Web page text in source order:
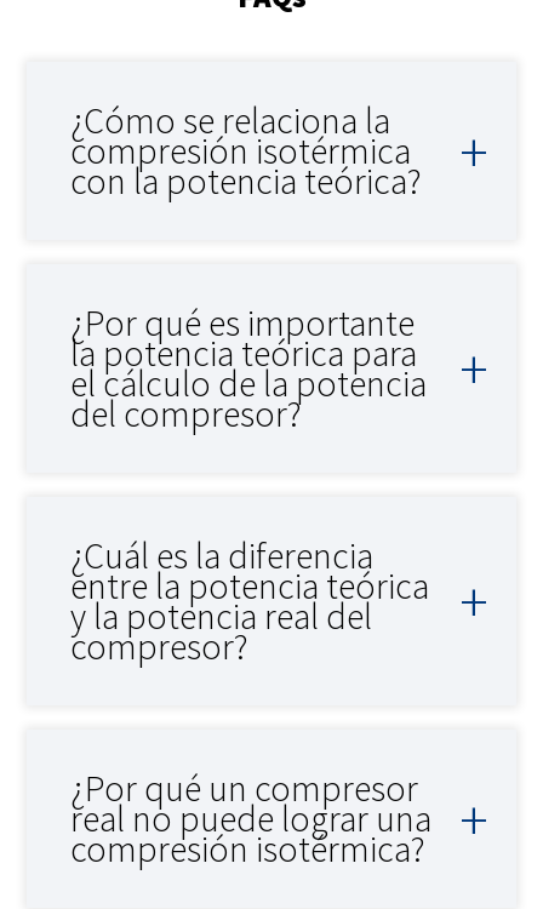
¿Cómo se relaciona la
compresión isotérmica
con la potencia teórica?
¿Por qué es importante
la potencia teórica para
el cálculo de la potencia
del compresor?
¿Cuál es la diferencia
entre la potencia teórica
y la potencia real del
compresor?
¿Por qué un compresor
real no puede lograr una
compresión isotérmica?